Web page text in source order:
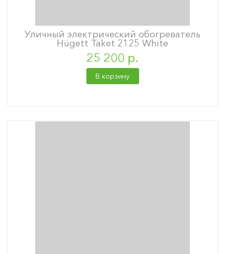
Уличный электрический обогреватель
Hügett Taket 2125 White
25 200 р.
В корзину